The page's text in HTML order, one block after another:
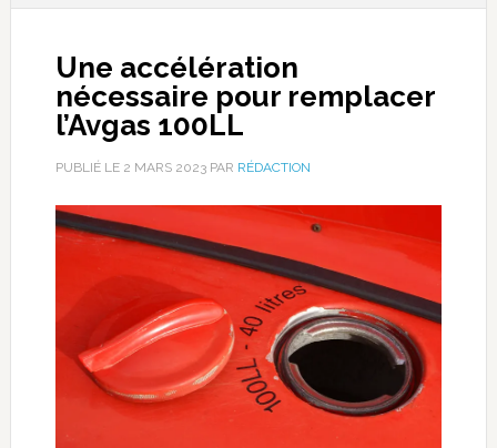
Une accélération
nécessaire pour remplacer
l’Avgas 100LL
PUBLIÉ LE 2 MARS 2023PAR RÉDACTION